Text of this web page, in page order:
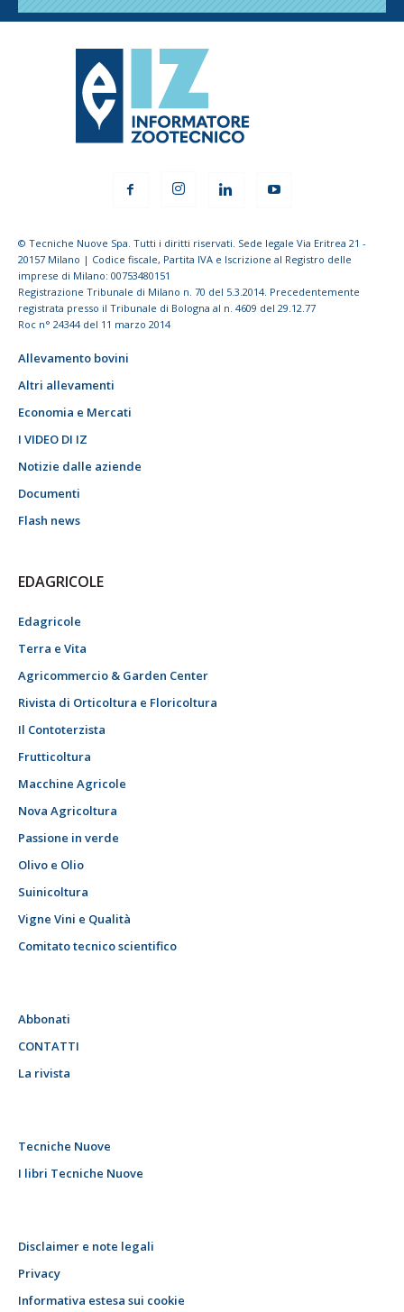
© Tecniche Nuove Spa. Tutti i diritti riservati. Sede legale Via Eritrea 21 -
20157 Milano | Codice fiscale, Partita IVA e Iscrizione al Registro delle
imprese di Milano: 00753480151
Registrazione Tribunale di Milano n. 70 del 5.3.2014. Precedentemente
registrata presso il Tribunale di Bologna al n. 4609 del 29.12.77
Roc n° 24344 del 11 marzo 2014
Allevamento bovini
Altri allevamenti
Economia e Mercati
I VIDEO DI IZ
Notizie dalle aziende
Documenti
Flash news
EDAGRICOLE
Edagricole
Terra e Vita
Agricommercio & Garden Center
Rivista di Orticoltura e Floricoltura
Il Contoterzista
Frutticoltura
Macchine Agricole
Nova Agricoltura
Passione in verde
Olivo e Olio
Suinicoltura
Vigne Vini e Qualità
Comitato tecnico scientifico
Abbonati
CONTATTI
La rivista
Tecniche Nuove
I libri Tecniche Nuove
Disclaimer e note legali
Privacy
Informativa estesa sui cookie